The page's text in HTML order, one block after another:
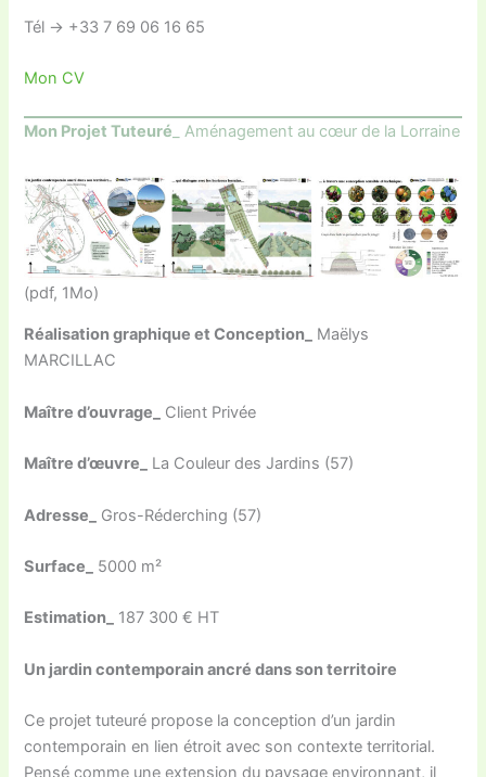
Tél -> +33 7 69 06 16 65
Mon CV
Mon Projet Tuteuré _ Aménagement au cœur de la Lorraine
(pdf, 1Mo)
Réalisation graphique et Conception_
Maëlys
MARCILLAC
Maître d’ouvrage_ Client Privée
Maître d’œuvre_ La Couleur des Jardins (57)
Adresse_ Gros-Réderching (57)
Surface_ 5000 m²
Estimation_ 187 300 € HT
Un jardin contemporain ancré dans son territoire
Ce projet tuteuré propose la conception d’un jardin
contemporain en lien étroit avec son contexte territorial.
Pensé comme une extension du paysage environnant, il